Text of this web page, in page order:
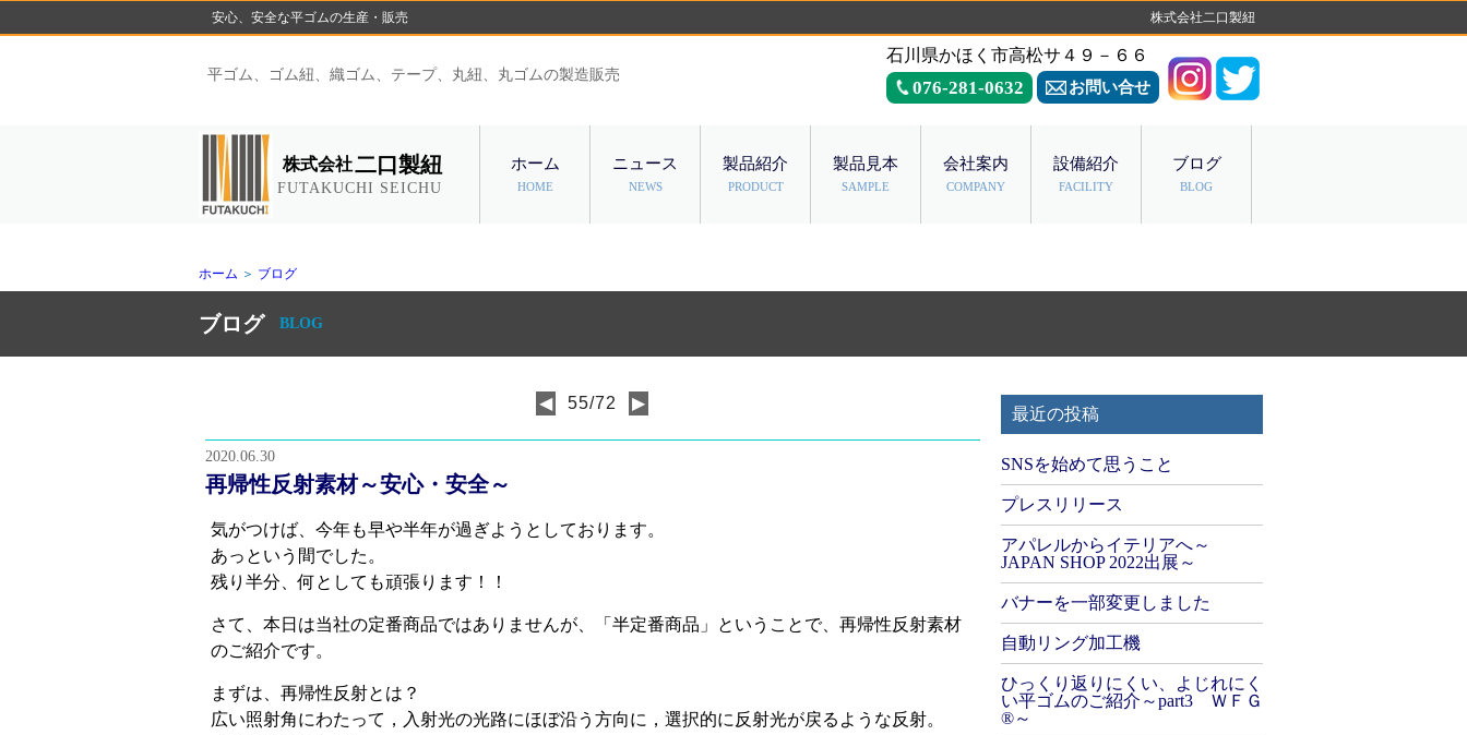
安心、安全な平ゴムの生産・販売 株式会社二口製紐
平ゴム、ゴム紐、織ゴム、テープ、丸紐、丸ゴムの製造販売
石川県かほく市高松サ４９－６６
076-281-0632 お問い合せ
株式会社二口製紐
FUTAKUCHI SEICHU
ホーム
HOME
ニュース
NEWS
製品紹介
PRODUCT
製品見本
SAMPLE
会社案内
COMPANY
設備紹介
FACILITY
ブログ
BLOG
ホーム ＞ ブログ
ブログ BLOG
◀ 55/72 ▶
2020.06.30
再帰性反射素材～安心・安全～
気がつけば、今年も早や半年が過ぎようとしております。
あっという間でした。
残り半分、何としても頑張ります！！
さて、本日は当社の定番商品ではありませんが、「半定番商品」ということで、再帰性反射素材
のご紹介です。
まずは、再帰性反射とは？
広い照射角にわたって，入射光の光路にほぼ沿う方向に，選択的に反射光が戻るような反射。
最近の投稿
SNSを始めて思うこと
プレスリリース
アパレルからイテリアへ～
JAPAN SHOP 2022出展～
バナーを一部変更しました
自動リング加工機
ひっくり返りにくい、よじれにく
い平ゴムのご紹介～part3 ＷＦＧ
®～